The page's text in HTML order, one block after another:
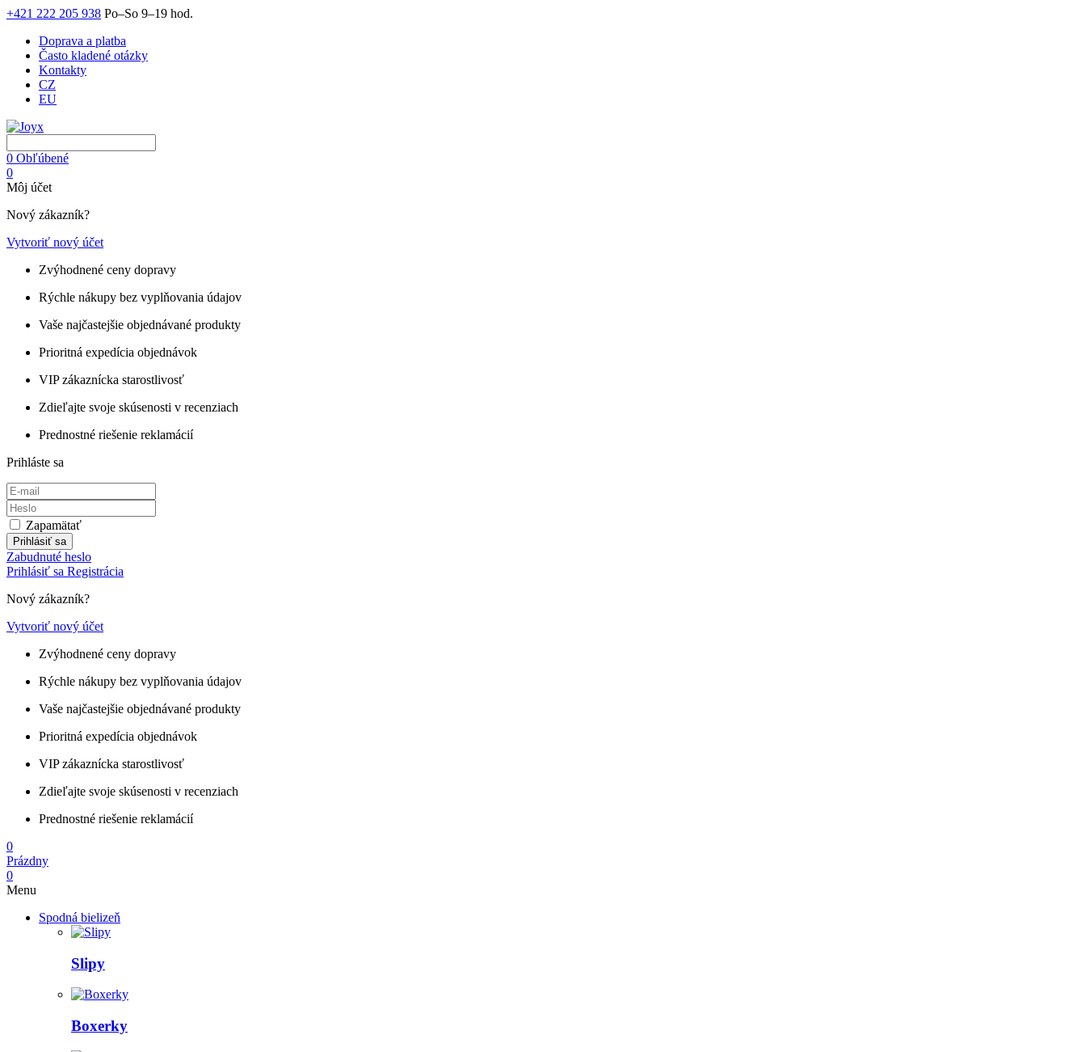
+421 222 205 938 Po–So 9–19 hod.
Doprava a platba
Často kladené otázky
Kontakty
CZ
EU
0 Obľúbené
0
Môj účet
Nový zákazník?
Vytvoriť nový účet
Zvýhodnené ceny dopravy
Rýchle nákupy bez vyplňovania údajov
Vaše najčastejšie objednávané produkty
Prioritná expedícia objednávok
VIP zákaznícka starostlivosť
Zdieľajte svoje skúsenosti v recenziach
Prednostné riešenie reklamácií
Prihláste sa
Zapamätať
Prihlásiť sa
Zabudnuté heslo
Prihlásiť sa Registrácia
Nový zákazník?
Vytvoriť nový účet
Zvýhodnené ceny dopravy
Rýchle nákupy bez vyplňovania údajov
Vaše najčastejšie objednávané produkty
Prioritná expedícia objednávok
VIP zákaznícka starostlivosť
Zdieľajte svoje skúsenosti v recenziach
Prednostné riešenie reklamácií
0
Prázdny
0
Menu
Spodná bielizeň
Slipy
Boxerky